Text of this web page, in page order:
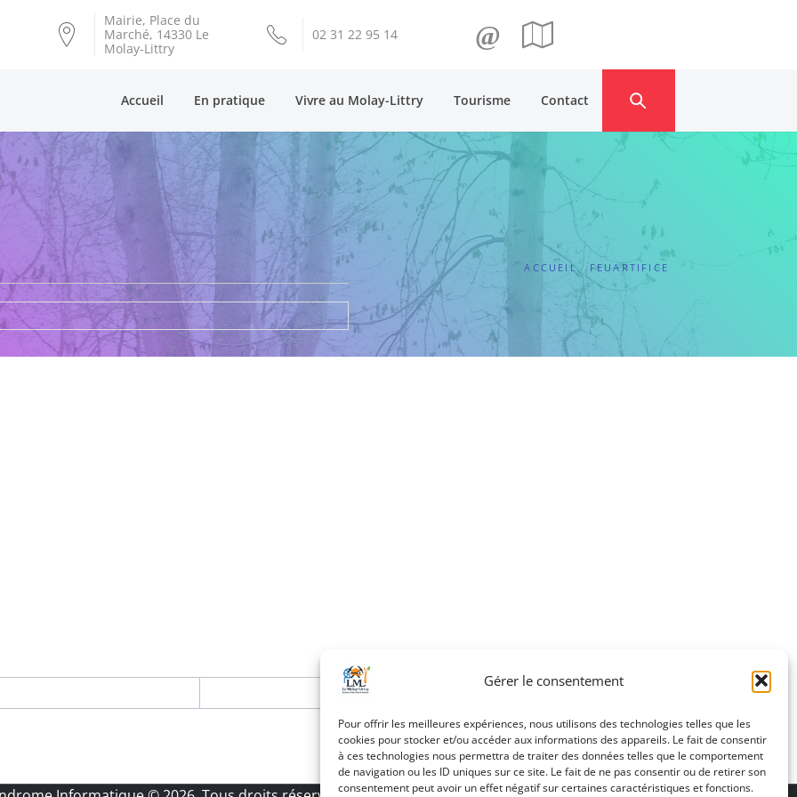
Gérer le consentement
Pour offrir les meilleures expériences, nous utilisons des technologies telles que les
cookies pour stocker et/ou accéder aux informations des appareils. Le fait de consentir
à ces technologies nous permettra de traiter des données telles que le comportement
de navigation ou les ID uniques sur ce site. Le fait de ne pas consentir ou de retirer son
consentement peut avoir un effet négatif sur certaines caractéristiques et fonctions.
Mairie, Place du
Marché, 14330 Le
Molay-Littry
02 31 22 95 14 @
Accueil En pratique Vivre au Molay-Littry Tourisme Contact
ACCUEIL FEUARTIFICE